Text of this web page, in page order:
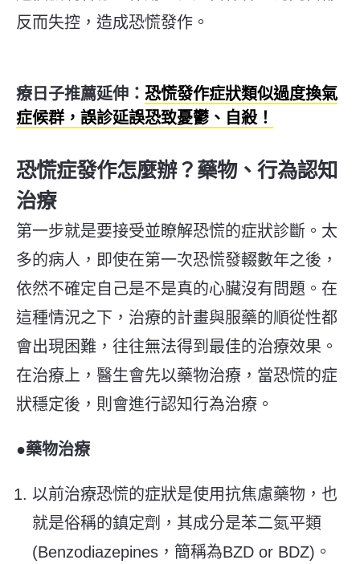
反而失控，造成恐慌發作。
療日子推薦延伸： 恐慌發作症狀類似過度換氣
症候群，誤診延誤恐致憂鬱、自殺！
恐慌症發作怎麼辦？藥物、行為認知
治療
第一步就是要接受並瞭解恐慌的症狀診斷。太
多的病人，即使在第一次恐慌發輟數年之後，
依然不確定自己是不是真的心臟沒有問題。在
這種情況之下，治療的計畫與服藥的順從性都
會出現困難，往往無法得到最佳的治療效果。
在治療上，醫生會先以藥物治療，當恐慌的症
狀穩定後，則會進行認知行為治療。
●藥物治療
以前治療恐慌的症狀是使用抗焦慮藥物，也
就是俗稱的鎮定劑，其成分是苯二氮平類
(Benzodiazepines，簡稱為BZD or BDZ)。